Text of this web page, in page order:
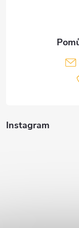
Instagram